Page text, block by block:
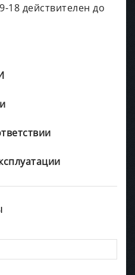
18 действителен до